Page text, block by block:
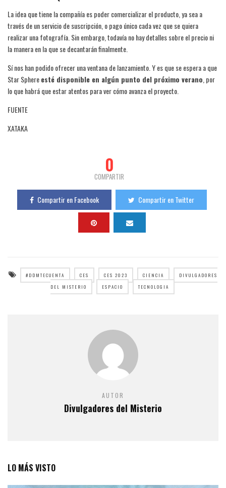
La idea que tiene la compañía es poder comercializar el producto, ya sea a
través de un servicio de suscripción, o pago único cada vez que se quiera
realizar una fotografía. Sin embargo, todavía no hay detalles sobre el precio ni
la manera en la que se decantarán finalmente.
Sí nos han podido ofrecer una ventana de lanzamiento. Y es que se espera a que
Star Sphereesté disponible en algún punto del próximo verano , por
lo que habrá que estar atentos para ver cómo avanza el proyecto.
FUENTE
XATAKA
0
COMPARTIR
Compartir en Facebook Compartir en Twitter
#DDMTECUENTA CES CES 2023 CIENCIA
DIVULGADORES
DEL MISTERIO
ESPACIO TECNOLOGIA
AUTOR
Divulgadores del Misterio
LO MÁS VISTO